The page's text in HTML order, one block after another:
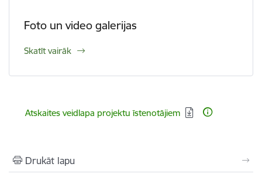
Foto un video galerijas
Skatīt vairāk
Lejupielādēt:
Atskaites veidlapa projektu īstenotājiem
Drukāt lapu